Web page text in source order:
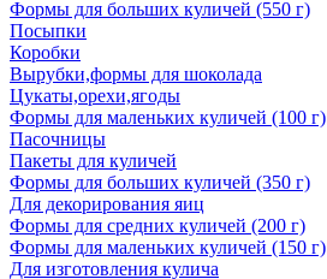
Формы для больших куличей (550 г)
Посыпки
Коробки
Вырубки,формы для шоколада
Цукаты,орехи,ягоды
Формы для маленьких куличей (100 г)
Пасочницы
Пакеты для куличей
Формы для больших куличей (350 г)
Для декорирования яиц
Формы для средних куличей (200 г)
Формы для маленьких куличей (150 г)
Для изготовления кулича